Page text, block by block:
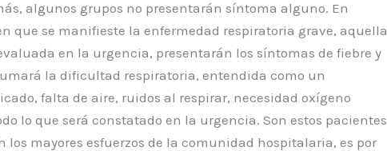
algunos grupos no presentarán síntoma alguno. En
que se manifieste la enfermedad respiratoria grave, aquella
en la urgencia, presentarán los síntomas de fiebre y
la dificultad respiratoria, entendida como un
falta de aire, ruidos al respirar, necesidad oxígeno
lo que será constatado en la urgencia. Son estos pacientes
los mayores esfuerzos de la comunidad hospitalaria, es por